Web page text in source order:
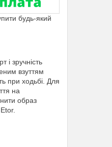
будь-який
і зручність
взуттям
при ходьбі. Для
на
образ